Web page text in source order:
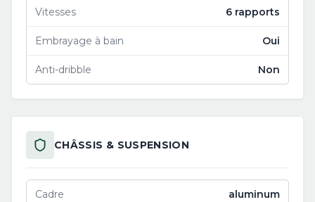
Vitesses 6 rapports
Embrayage à bain Oui
Anti-dribble Non
CHÂSSIS & SUSPENSION
Cadre aluminum